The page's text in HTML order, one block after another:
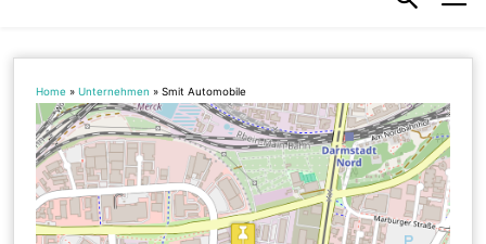
Home »Unternehmen »Smit Automobile